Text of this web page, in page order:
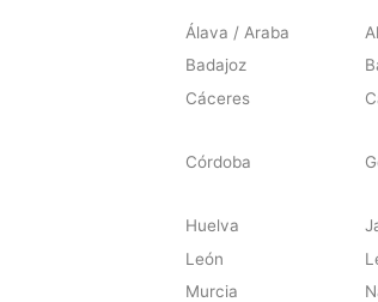
Álava / Araba
Badajoz
Cáceres
Córdoba
Huelva
León
Murcia